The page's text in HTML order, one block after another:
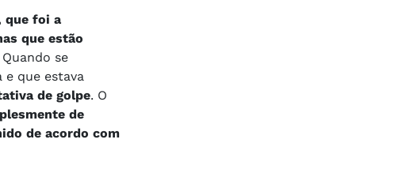
que foi a
que estão
Quando se
e que estava
de golpe. O
de
de acordo com